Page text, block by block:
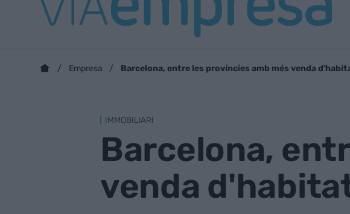
Empresa Barcelona, entre les províncies amb més venda
IMMOBILIARI
Barcelona,
venda